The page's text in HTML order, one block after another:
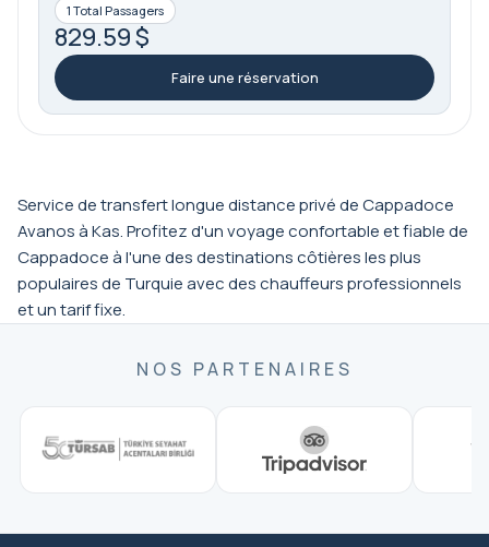
1 Total Passagers
829.59 $
Faire une réservation
Service de transfert longue distance privé de Cappadoce
Avanos à Kas. Profitez d'un voyage confortable et fiable de
Cappadoce à l'une des destinations côtières les plus
populaires de Turquie avec des chauffeurs professionnels
et un tarif fixe.
NOS PARTENAIRES